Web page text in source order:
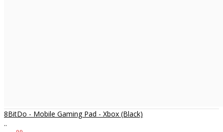
8BitDo - Mobile Gaming Pad - Xbox (Black)
..